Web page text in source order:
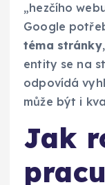
„hezčího
Google
téma stránky
entity se na
odpovídá
může být i
Jak